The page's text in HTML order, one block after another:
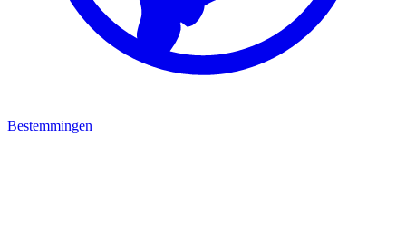
Bestemmingen